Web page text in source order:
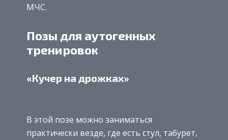
МЧС.
Позы для аутогенных
тренировок
«Кучер на дрожках»
В этой позе можно заниматься
практически везде, где есть стул, табурет,